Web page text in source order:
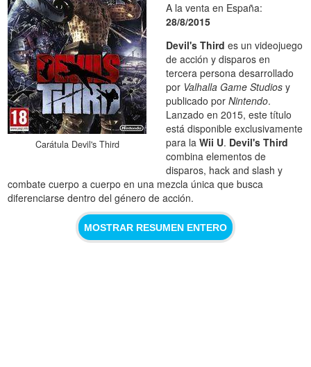
Carátula Devil's Third
A la venta en España:
28/8/2015
Devil's Third es un videojuego
de acción y disparos en
tercera persona desarrollado
por Valhalla Game Studios y
publicado porNintendo.
Lanzado en 2015, este título
está disponible exclusivamente
para laWii U. Devil's Third
combina elementos de
disparos, hack and slash y
combate cuerpo a cuerpo en una mezcla única que busca
diferenciarse dentro del género de acción.
MOSTRAR RESUMEN ENTERO